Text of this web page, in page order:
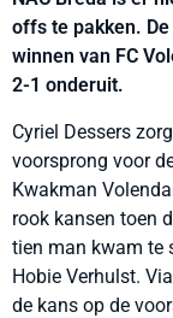
offs te pakken.
winnen van FC
2-1 onderuit.
Cyriel Dessers
voorsprong voor
Kwakman
rook kansen toen
tien man kwam te
Hobie Verhulst.
de kans op de